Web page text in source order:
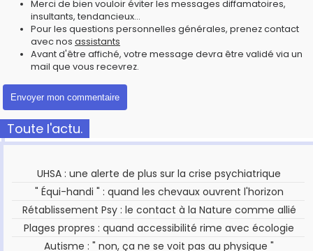
Merci de bien vouloir éviter les messages diffamatoires,
insultants, tendancieux...
Pour les questions personnelles générales, prenez contact
avec nos assistants
Avant d'être affiché, votre message devra être validé via un
mail que vous recevrez.
Toute l'actu.
UHSA : une alerte de plus sur la crise psychiatrique
" Équi-handi " : quand les chevaux ouvrent l'horizon
Rétablissement Psy : le contact à la Nature comme allié
Plages propres : quand accessibilité rime avec écologie
Autisme : " non, ça ne se voit pas au physique "